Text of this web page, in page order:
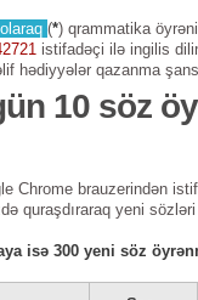
(*) qrammatika
istifadəçi ilə ingilis
hədiyyələr qazanma
10 söz
Chrome brauzerindən
quraşdıraraq yeni
isə 300 yeni söz